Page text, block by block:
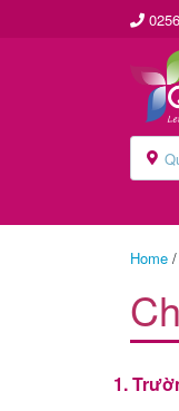
Home /
1.